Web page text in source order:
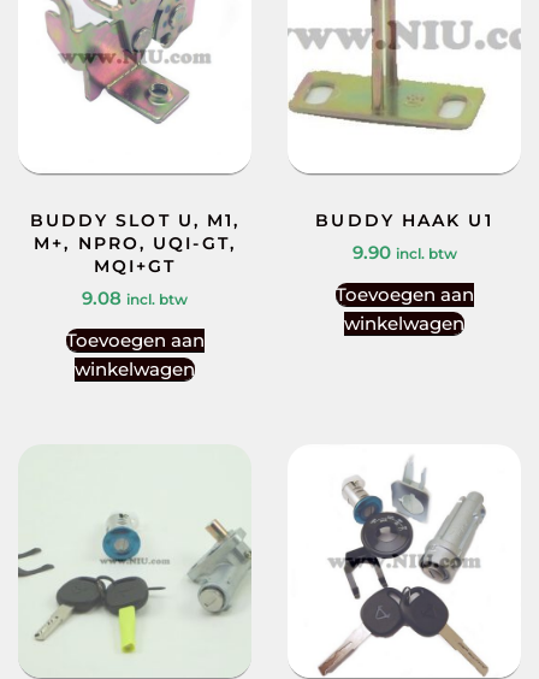
BUDDY SLOT U, M1,
M+, NPRO, UQI-GT,
MQI+GT
9.08 incl. btw
Toevoegen aan
winkelwagen
BUDDY HAAK U1
9.90 incl. btw
Toevoegen aan
winkelwagen